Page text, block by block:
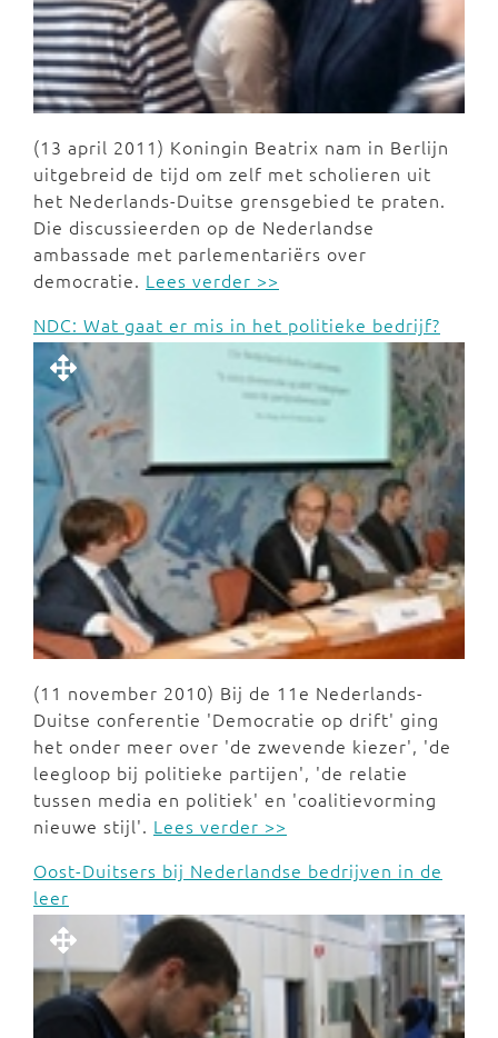
(13 april 2011) Koningin Beatrix nam in Berlijn
uitgebreid de tijd om zelf met scholieren uit
het Nederlands-Duitse grensgebied te praten.
Die discussieerden op de Nederlandse
ambassade met parlementariërs over
democratie. Lees verder >>
NDC: Wat gaat er mis in het politieke bedrijf?
(11 november 2010) Bij de 11e Nederlands-
Duitse conferentie 'Democratie op drift' ging
het onder meer over 'de zwevende kiezer', 'de
leegloop bij politieke partijen', 'de relatie
tussen media en politiek' en 'coalitievorming
nieuwe stijl'. Lees verder >>
Oost-Duitsers bij Nederlandse bedrijven in de
leer